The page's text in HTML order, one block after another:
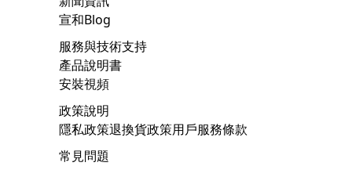
宣和Blog
服務與技術支持
產品說明書
安裝視頻
政策說明
隱私政策退換貨政策用戶服務條款
常見問題